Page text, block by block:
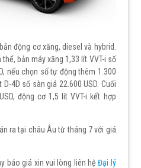
động cơ xăng, diesel và hybrid.
bản máy xăng 1,33 lít VVT-i số
nếu chọn số tự động thêm 1.300
4D số sàn giá 22.600 USD. Cuối
động cơ 1,5 lít VVT-i kết hợp
ra tại châu Âu từ tháng 7 với giá
báo giá xin vui lòng liên hệĐại lý